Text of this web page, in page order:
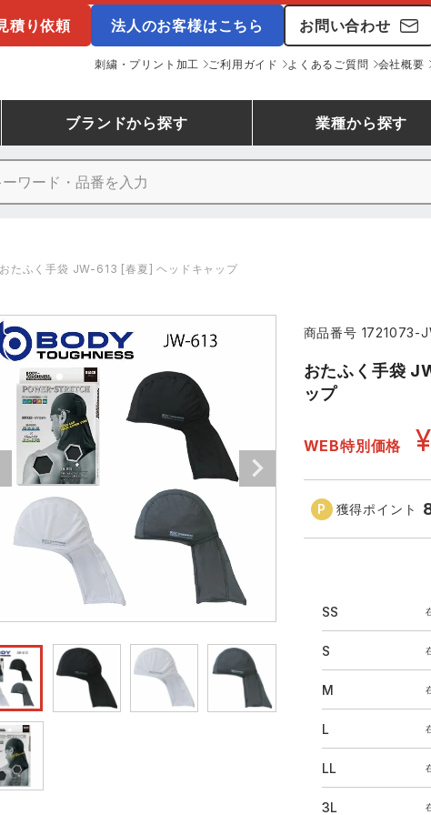
積り依頼 法人のお客様はこちら お問い合わせ
刺繍・プリント加工 ご利用ガイド よくあるご質問 会社概要
安全保護具
ー類 鞄・バッグ類
刺繍・プリント加工対象商品
グ 作業用ポロシャツランキング 作業用
TSDESIGN ランキング
ネーム刺繍・プリント加工対象商品
作業着
ファン付きウェア
防寒
カジュアル
ブランドから探す
クレヒフク
CUP
丸五
サーヴォ
イーブンリバー
ビッグボーン商事株式会
社
業種から探す
運送・倉庫作業服 清掃・
おたふく手袋 JW-613 [春夏] ヘッドキャップ
商品番号 1721073-
おたふく手袋
ップ
WEB特別価格 ¥
獲得ポイント
SS
S
M
L
LL
3L